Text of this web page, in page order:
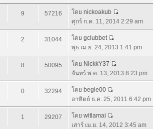
9 57216 โดย nickoakub
ศุกร์ ก.ค. 11, 2014 2:29 am
2 31044 โดย gclubbet
พุธ เม.ย. 24, 2013 1:41 pm
8 50095 โดย NickkY37
จันทร์ พ.ค. 13, 2013 8:23 pm
0 32294 โดย begle00
อาทิตย์ ธ.ค. 25, 2011 6:42 pm
1 29207 โดย witlamai
เสาร์ เม.ย. 14, 2012 3:45 am